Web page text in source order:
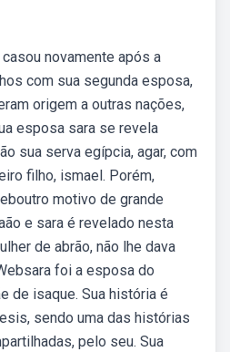
novamente após a
com sua segunda esposa,
origem a outras nações,
esposa sara se revela
sua serva egípcia, agar, com
filho, ismael. Porém,
motivo de grande
e sara é revelado nesta
de abrão, não lhe dava
foi a esposa do
de isaque. Sua história é
sendo uma das histórias
pelo seu. Sua